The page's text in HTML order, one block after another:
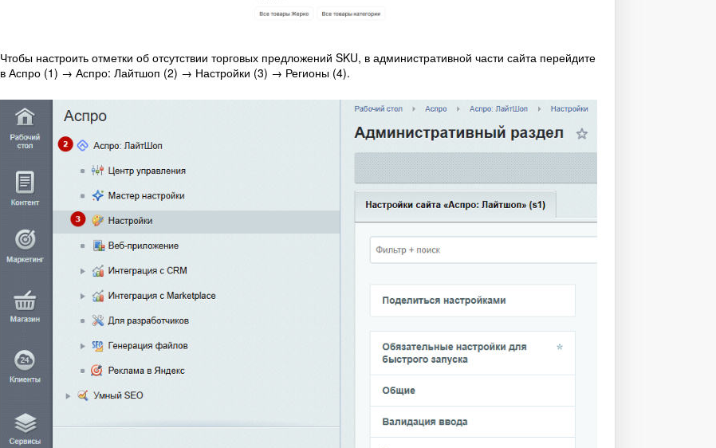
Чтобы настроить отметки об отсутствии торговых предложений SKU, в административной части сайта перейдите
в Аспро (1) → Аспро: Лайтшоп (2) → Настройки (3) → Регионы (4).